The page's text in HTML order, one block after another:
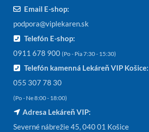
Email E-shop:
podpora@viplekaren.sk
Telefón E-shop:
0911 678 900 (Po - Pia 7:30 - 15:30)
Telefón kamenná Lekáreň VIP Košice:
055 307 78 30
(Po - Ne 8:00 - 18:00)
Adresa Lekáreň VIP:
Severné nábrežie 45, 040 01 Košice